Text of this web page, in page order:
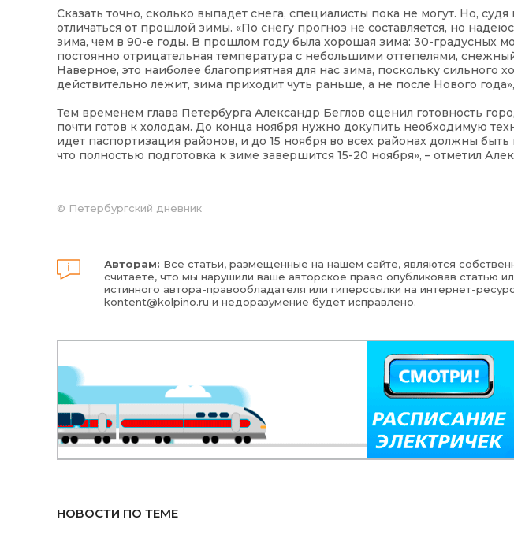
Сказать точно, сколько выпадет снега, специалисты пока не могут. Но,
отличаться от прошлой зимы. «По снегу прогноз не составляется, но
зима, чем в 90-е годы. В прошлом году была хорошая зима: 30-градусных
постоянно отрицательная температура с небольшими оттепелями,
Наверное, это наиболее благоприятная для нас зима, поскольку сильного
действительно лежит, зима приходит чуть раньше, а не после Нового
Тем временем глава Петербурга Александр Беглов оценил готовность
почти готов к холодам. До конца ноября нужно докупить необходимую
идет паспортизация районов, и до 15 ноября во всех районах должны быть
что полностью подготовка к зиме завершится 15-20 ноября», – отметил
© Петербургский дневник
Авторам: Все статьи, размещенные на нашем сайте, являются
считаете, что мы нарушили ваше авторское право опубликовав статью
истинного автора-правообладателя или гиперссылки на интернет-
kontent@kolpino.ru и недоразумение будет исправлено.
НОВОСТИ ПО ТЕМЕ